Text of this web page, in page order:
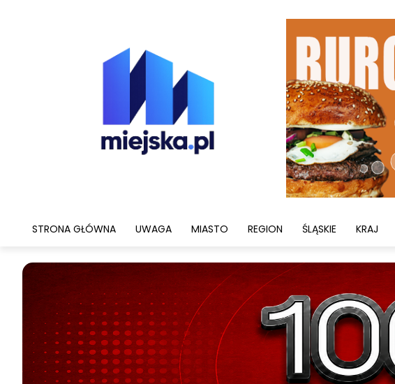
STRONA GŁÓWNA UWAGA MIASTO REGION ŚLĄSKIE KRAJ